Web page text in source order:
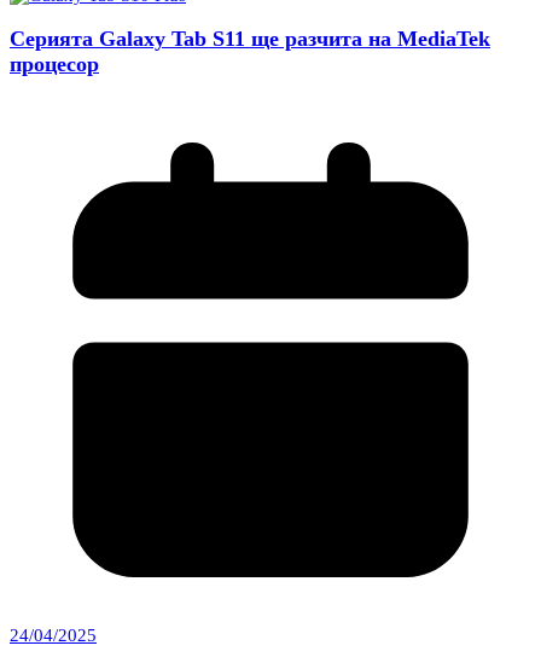
Серията Galaxy Tab S11 ще разчита на MediaTek
процесор
24/04/2025